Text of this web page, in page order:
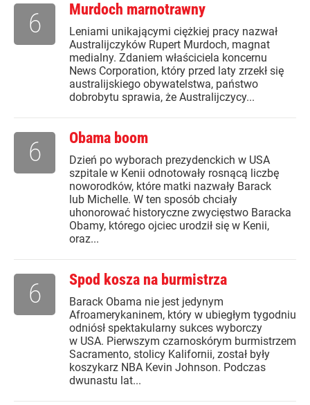
Murdoch marnotrawny
Leniami unikającymi ciężkiej pracy nazwał
Australijczyków Rupert Murdoch, magnat
medialny. Zdaniem właściciela koncernu
News Corporation, który przed laty zrzekł się
australijskiego obywatelstwa, państwo
dobrobytu sprawia, że Australijczycy...
6
Obama boom
Dzień po wyborach prezydenckich w USA
szpitale w Kenii odnotowały rosnącą liczbę
noworodków, które matki nazwały Barack
lub Michelle. W ten sposób chciały
uhonorować historyczne zwycięstwo Baracka
Obamy, którego ojciec urodził się w Kenii,
oraz...
6
Spod kosza na burmistrza
Barack Obama nie jest jedynym
Afroamerykaninem, który w ubiegłym tygodniu
odniósł spektakularny sukces wyborczy
w USA. Pierwszym czarnoskórym burmistrzem
Sacramento, stolicy Kalifornii, został były
koszykarz NBA Kevin Johnson. Podczas
dwunastu lat...
6